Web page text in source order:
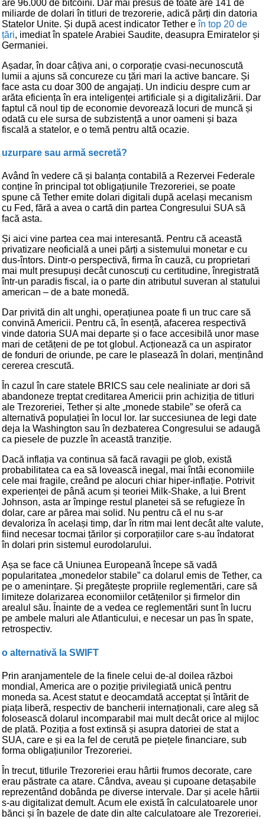
are 96.000 de bitcoini. Dar mai presus de toate are 141 de
miliarde de dolari în titluri de trezorerie, adică părți din datoria
Statelor Unite. Și după acest indicator Tether eîn top 20 de
țări, imediat în spatele Arabiei Saudite, deasupra Emiratelor și
Germaniei.
Așadar, în doar câțiva ani, o corporație cvasi-necunoscută
lumii a ajuns să concureze cu țări mari la active bancare. Și
face asta cu doar 300 de angajați. Un indiciu despre cum ar
arăta eficiența în era inteligenței artificiale și a digitalizării. Dar
faptul că noul tip de economie devorează locuri de muncă și
odată cu ele sursa de subzistență a unor oameni și baza
fiscală a statelor, e o temă pentru altă ocazie.
uzurpare sau armă secretă?
Având în vedere că și balanța contabilă a Rezervei Federale
conține în principal tot obligațiunile Trezoreriei, se poate
spune că Tether emite dolari digitali după același mecanism
cu Fed, fără a avea o cartă din partea Congresului SUA să
facă asta.
Și aici vine partea cea mai interesantă. Pentru că această
privatizare neoficială a unei părți a sistemului monetar e cu
dus-întors. Dintr-o perspectivă, firma în cauză, cu proprietari
mai mult presupuși decât cunoscuți cu certitudine, înregistrată
într-un paradis fiscal, ia o parte din atributul suveran al statului
american – de a bate monedă.
Dar privită din alt unghi, operațiunea poate fi un truc care să
convină Americii. Pentru că, în esență, afacerea respectivă
vinde datoria SUA mai departe și o face accesibilă unor mase
mari de cetățeni de pe tot globul. Acționează ca un aspirator
de fonduri de oriunde, pe care le plasează în dolari, menținând
cererea crescută.
În cazul în care statele BRICS sau cele nealiniate ar dori să
abandoneze treptat creditarea Americii prin achiziția de titluri
ale Trezoreriei, Tether și alte „monede stabile” se oferă ca
alternativă populației în locul lor. Iar succesiunea de legi date
deja la Washington sau în dezbaterea Congresului se adaugă
ca piesele de puzzle în această tranziție.
Dacă inflația va continua să facă ravagii pe glob, există
probabilitatea ca ea să lovească inegal, mai întâi economiile
cele mai fragile, creând pe alocuri chiar hiper-inflație. Potrivit
experienței de până acum și teoriei Milk-Shake, a lui Brent
Johnson, asta ar împinge restul planetei să se refugieze în
dolar, care ar părea mai solid. Nu pentru că el nu s-ar
devaloriza în același timp, dar în ritm mai lent decât alte valute,
fiind necesar tocmai țărilor și corporațiilor care s-au îndatorat
în dolari prin sistemul eurodolarului.
Așa se face că Uniunea Europeană începe să vadă
popularitatea „monedelor stabile” ca dolarul emis de Tether, ca
pe o amenințare. Și pregătește propriile reglementări, care să
limiteze dolarizarea economiilor cetățenilor și firmelor din
arealul său. Înainte de a vedea ce reglementări sunt în lucru
pe ambele maluri ale Atlanticului, e necesar un pas în spate,
retrospectiv.
o alternativă la SWIFT
Prin aranjamentele de la finele celui de-al doilea război
mondial, America are o poziție privilegiată unică pentru
moneda sa. Acest statut e deocamdată acceptat și întărit de
piața liberă, respectiv de bancherii internaționali, care aleg să
folosească dolarul incomparabil mai mult decât orice al mijloc
de plată. Poziția a fost extinsă și asupra datoriei de stat a
SUA, care e și ea la fel de cerută pe piețele financiare, sub
forma obligațiunilor Trezoreriei.
În trecut, titlurile Trezoreriei erau hârtii frumos decorate, care
erau păstrate ca atare. Cândva, aveau și cupoane detașabile
reprezentând dobânda pe diverse intervale. Dar și acele hârtii
s-au digitalizat demult. Acum ele există în calculatoarele unor
bănci și în bazele de date din alte calculatoare ale Trezoreriei.